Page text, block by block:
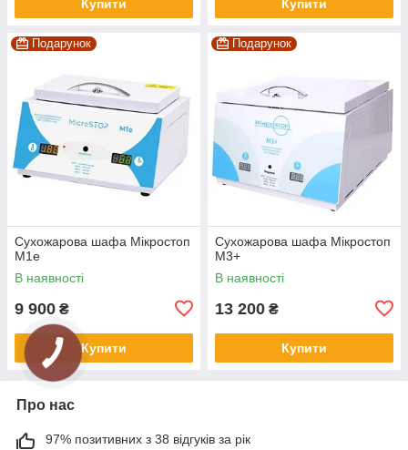
Купити Купити
Подарунок
Сухожарова шафа Мікростоп
М1е
В наявності
9 900 ₴
Купити
Подарунок
Сухожарова шафа Мікростоп
М3+
В наявності
13 200 ₴
Купити
Про нас
97% позитивних з 38 відгуків за рік